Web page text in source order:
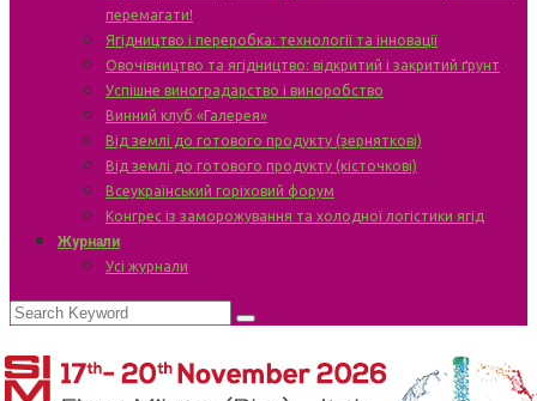
перемагати!
Ягідництво і переробка: технології та інновації
Овочівництво та ягідництво: відкритий і закритий ґрунт
Успішне виноградарство і виноробство
Винний клуб «Галерея»
Від землі до готового продукту (зерняткові)
Від землі до готового продукту (кісточкові)
Всеукраїнський горіховий форум
Конгрес із заморожування та холодної логістики ягід
Журнали
Усі журнали